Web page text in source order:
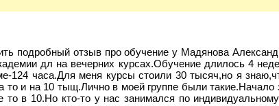
подробный отзыв про обучение у Мадянова
дл на вечерних курсах.Обучение длилось 4
124 часа.Для меня курсы стоили 30 тысяч,но я
то и на 10 тыщ.Лично в моей группе были такие.Начало
то в 10.Но кто-то у нас занимался по